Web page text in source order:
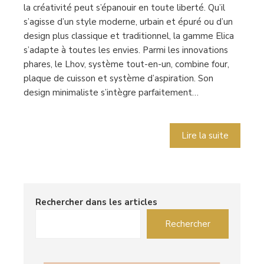
la créativité peut s’épanouir en toute liberté. Qu’il
s’agisse d’un style moderne, urbain et épuré ou d’un
design plus classique et traditionnel, la gamme Elica
s’adapte à toutes les envies. Parmi les innovations
phares, le Lhov, système tout-en-un, combine four,
plaque de cuisson et système d’aspiration. Son
design minimaliste s’intègre parfaitement…
Lire la suite
Rechercher dans les articles
Rechercher